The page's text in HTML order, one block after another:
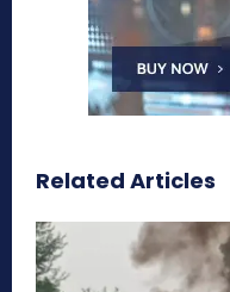
Related Articles